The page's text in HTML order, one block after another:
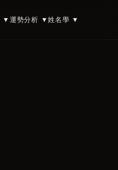
▼運勢分析 ▼姓名學 ▼